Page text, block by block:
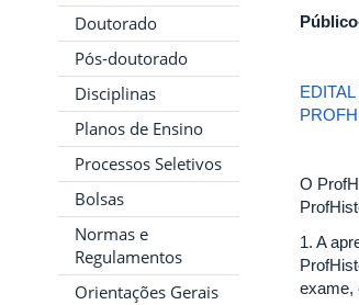
Doutorado
Pós-doutorado
Disciplinas
Planos de Ensino
Processos Seletivos
Bolsas
Normas e
Regulamentos
Orientações Gerais
O
1. A
exame,